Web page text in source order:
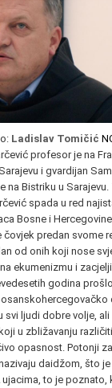
Ladislav Tomičić
profesor je na
i gvardijan
na Bistriku u Sarajevu.
spada u red
Bosne i Hercegovine.
čovjek predan svome
od onih koji nose
ekumenizmu i
godina
svi ljudi dobre volje, ali
u zbližavanju
opasnost. Potonji
daidžom, što
ujacima, to je poznato,